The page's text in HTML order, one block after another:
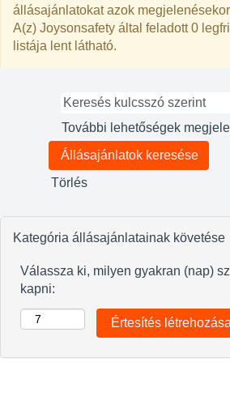
állásajánlatokat azok
A(z) Joysonsafety által feladott 0
listája lent látható.
További lehetőségek
Törlés
Kategória állásajánlatainak követése
Válassza ki, milyen gyakran (nap)
kapni: